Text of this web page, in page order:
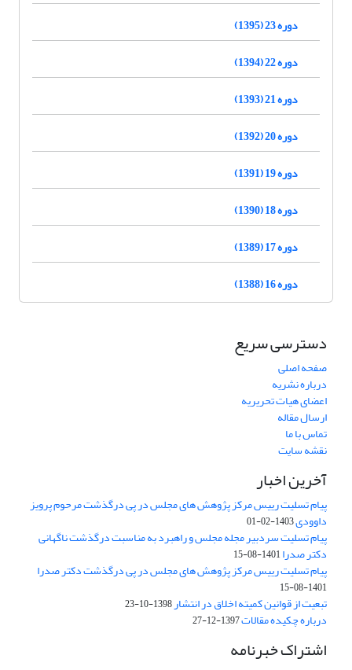
دوره 23 (1395)
دوره 22 (1394)
دوره 21 (1393)
دوره 20 (1392)
دوره 19 (1391)
دوره 18 (1390)
دوره 17 (1389)
دوره 16 (1388)
دسترسی سریع
صفحه اصلی
درباره نشریه
اعضای هیات تحریریه
ارسال مقاله
تماس با ما
نقشه سایت
آخرین اخبار
پیام تسلیت رییس مرکز پژوهش های مجلس در پی درگذشت مرحوم پرویز
داوودی1403-02-01
پیام تسلیت سردبیر مجله مجلس و راهبرد به مناسبت درگذشت ناگهانی
دکتر صدرا1401-08-15
پیام تسلیت رییس مرکز پژوهش های مجلس در پی درگذشت دکتر صدرا
1401-08-15
تبعیت از قوانین کمیته اخلاق در انتشار1398-10-23
درباره چکیده مقالات1397-12-27
اشتراک خبرنامه